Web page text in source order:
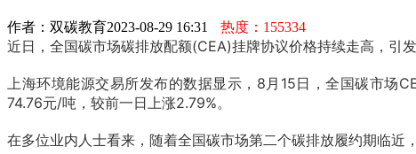
作者：双碳教育2023-08-29 16:31 热度：155334
近日，全国碳市场碳排放配额(CEA)挂牌协议价格持续走高，引发
上海环境能源交易所发布的数据显示，8月15日，全国碳市
74.76元/吨，较前一日上涨2.79%。
在多位业内人士看来，随着全国碳市场第二个碳排放履约期临近